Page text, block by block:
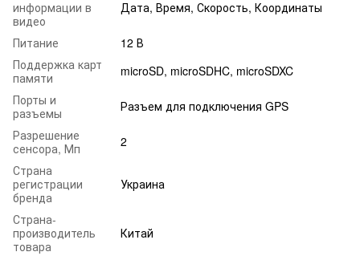
информации в
видео
Дата, Время, Скорость, Координаты
Питание
12 В
Поддержка карт
памяти
microSD, microSDHC, microSDXC
Порты и
разъемы
Разъем для подключения GPS
Разрешение
сенсора, Мп
2
Страна
регистрации
бренда
Украина
Страна-
производитель
товара
Китай